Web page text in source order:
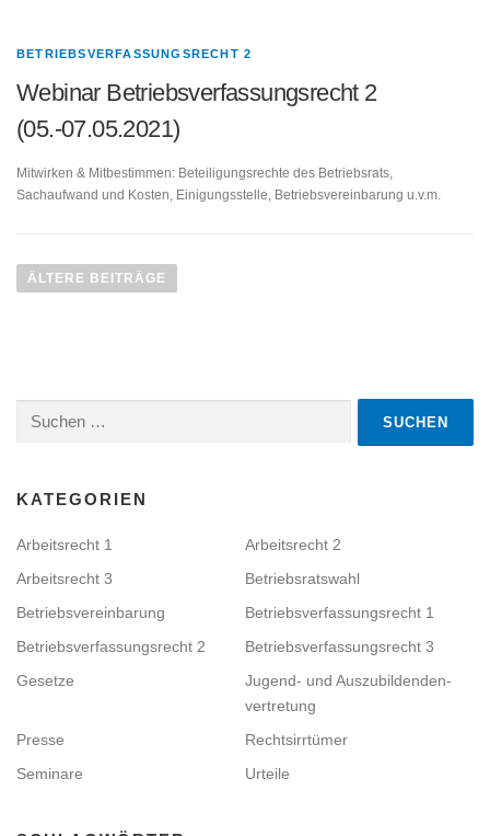
BETRIEBSVERFASSUNGSRECHT 2
Webinar Betriebsverfassungsrecht 2
(05.-07.05.2021)
Mitwirken & Mitbestimmen: Beteiligungsrechte des Betriebsrats,
Sachaufwand und Kosten, Einigungsstelle, Betriebsvereinbarung u.v.m.
e
a
g
a
t
i
n
ÄLTERE BEITRÄGE
nach:
KATEGORIEN
Arbeitsrecht 1
Arbeitsrecht 2
Arbeitsrecht 3
Betriebsratswahl
Betriebsvereinbarung
Betriebsverfassungsrecht 1
Betriebsverfassungsrecht 2
Betriebsverfassungsrecht 3
Gesetze
Jugend- und Auszubildenden­
vertretung
Presse
Rechtsirrtümer
Seminare
Urteile